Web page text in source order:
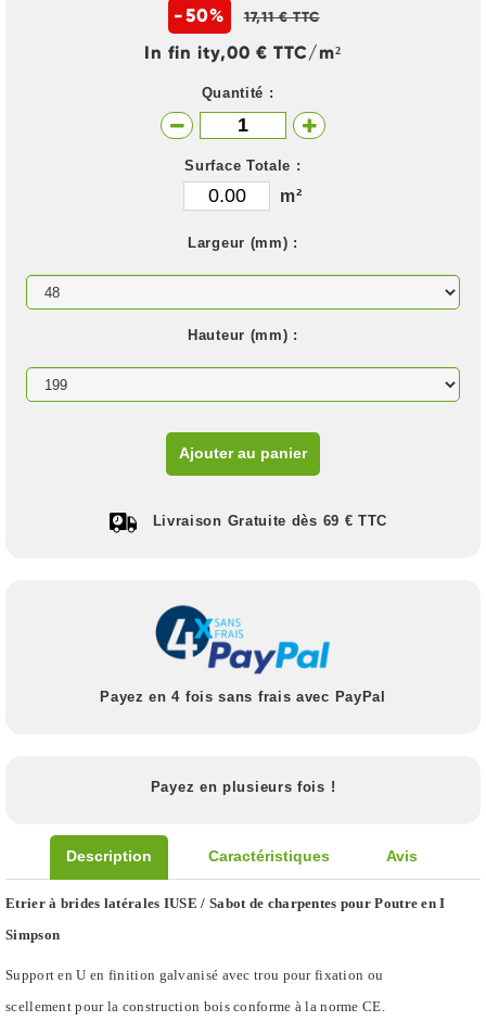
-50% 17,11 € TTC
In fin ity,00 € TTC/m²
Quantité :
Surface Totale :
m²
Largeur (mm) :
Hauteur (mm) :
Ajouter au panier
Livraison Gratuite dès 69 € TTC
Payez en 4 fois sans frais avec PayPal
Payez en plusieurs fois !
Description Caractéristiques Avis
Etrier à brides latérales IUSE / Sabot de charpentes pour Poutre en I
Simpson
Support en U en finition galvanisé avec trou pour fixation ou
scellement pour la construction bois conforme à la norme CE.